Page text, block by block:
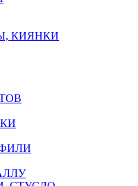
КИЯНКИ